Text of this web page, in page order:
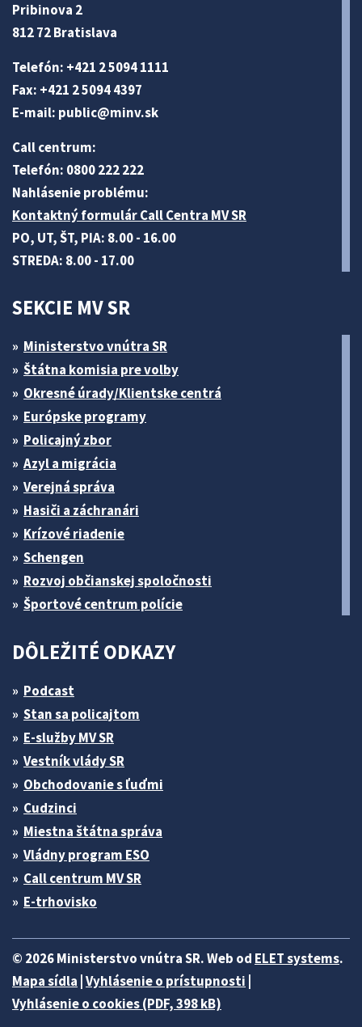
Pribinova 2
812 72 Bratislava
Telefón: +421 2 5094 1111
Fax: +421 2 5094 4397
E-mail: public@minv.sk
Call centrum:
Telefón: 0800 222 222
Nahlásenie problému:
Kontaktný formulár Call Centra MV SR
PO, UT, ŠT, PIA: 8.00 - 16.00
STREDA: 8.00 - 17.00
SEKCIE MV SR
Ministerstvo vnútra SR
Štátna komisia pre volby
Okresné úrady/Klientske centrá
Európske programy
Policajný zbor
Azyl a migrácia
Verejná správa
Hasiči a záchranári
Krízové riadenie
Schengen
Rozvoj občianskej spoločnosti
Športové centrum polície
DÔLEŽITÉ ODKAZY
Podcast
Stan sa policajtom
E-služby MV SR
Vestník vlády SR
Obchodovanie s ľuďmi
Cudzinci
Miestna štátna správa
Vládny program ESO
Call centrum MV SR
E-trhovisko
© 2026 Ministerstvo vnútra SR. Web od ELET systems.
Mapa sídla Vyhlásenie o prístupnosti
Vyhlásenie o cookies (PDF, 398 kB)